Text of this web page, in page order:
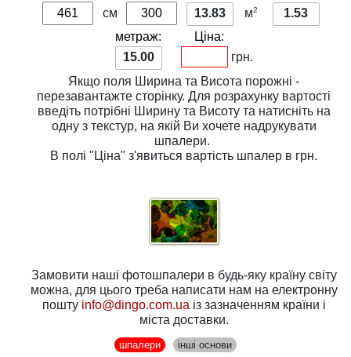
см
13.83
м2
1.53
метраж:
15.00
Ціна:
грн.
Якщо поля Ширина та Висота порожні -
перезавантажте сторінку. Для розрахунку вартості
введіть потрібні Ширинута Висотута натисніть на
одну з текстур, на якій Ви хочете надрукувати
шпалери.
В полі"Ціна" з'явиться вартість шпалер в грн.
Замовити наші фотошпалери в будь-яку країну світу
можна, для цього треба написати нам на електронну
пошту info@dingo.com.uaіз зазначенням країни і
міста доставки.
шпалери інші основи